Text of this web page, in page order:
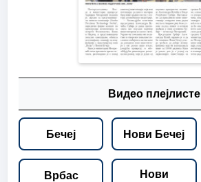
Видео плејлисте
Бечеј Нови Бечеј
Врбас
Нови